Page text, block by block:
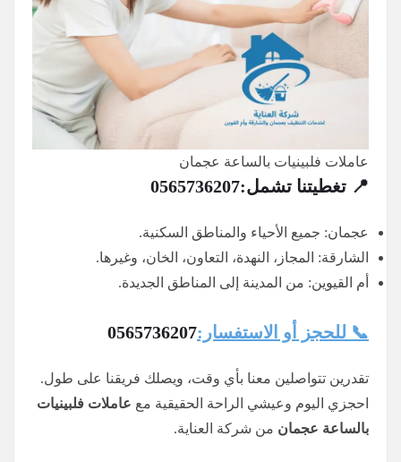
عاملات فلبينيات بالساعة عجمان
📍 تغطيتنا تشمل:0565736207
عجمان: جميع الأحياء والمناطق السكنية.
الشارقة: المجاز، النهدة، التعاون، الخان، وغيرها.
أم القيوين: من المدينة إلى المناطق الجديدة.
📞 للحجز أو الاستفسار:0565736207
تقدرين تتواصلين معنا بأي وقت، ويصلك فريقنا على طول.
احجزي اليوم وعيشي الراحة الحقيقية مع عاملات فلبينيات
بالساعة عجمان من شركة العناية.